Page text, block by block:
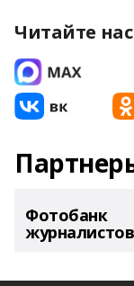
Читайте нас
Фотобанк